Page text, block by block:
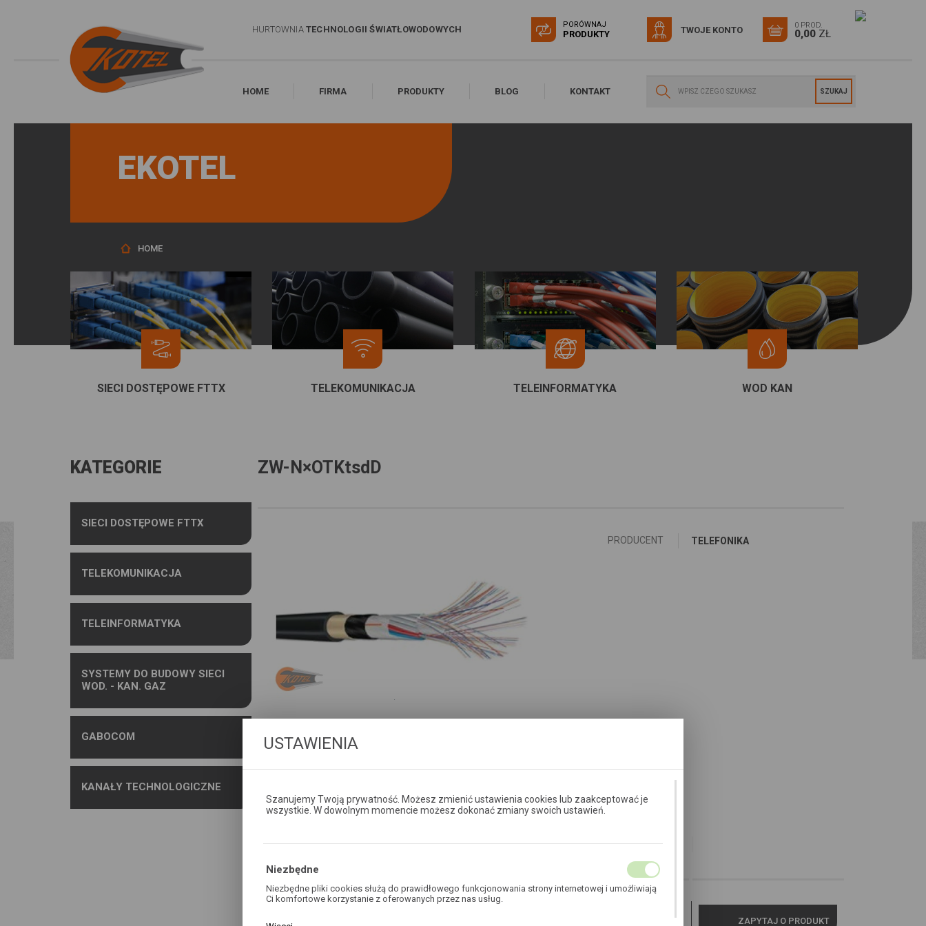
USTAWIENIA
Szanujemy Twoją prywatność. Możesz zmienić ustawienia cookies lub zaakceptować je
wszystkie. W dowolnym momencie możesz dokonać zmiany swoich ustawień.
Niezbędne
Niezbędne pliki cookies służą do prawidłowego funkcjonowania strony internetowej i umożliwiają
Ci komfortowe korzystanie z oferowanych przez nas usług.
HURTOWNIA TECHNOLOGII ŚWIATŁOWODOWYCH 0
PORÓWNAJ
PRODUKTY TWOJE KONTO 0 PROD.
0,00ZŁ
HOME FIRMA PRODUKTY BLOG KONTAKT
EKOTEL
HOME
SIECI DOSTĘPOWE FTTX TELEKOMUNIKACJA TELEINFORMATYKA WOD KAN
KATEGORIE
SIECI DOSTĘPOWE FTTX
TELEKOMUNIKACJA
TELEINFORMATYKA
SYSTEMY DO BUDOWY SIECI
WOD. - KAN. GAZ
GABOCOM
KANAŁY TECHNOLOGICZNE
ZW-N×OTKtsdD
PRODUCENT TELEFONIKA
PODPRODUKTY OPIS PRODUKTU DODATKOWE INFORMACJE
ZAPYTAJ O PRODUKT